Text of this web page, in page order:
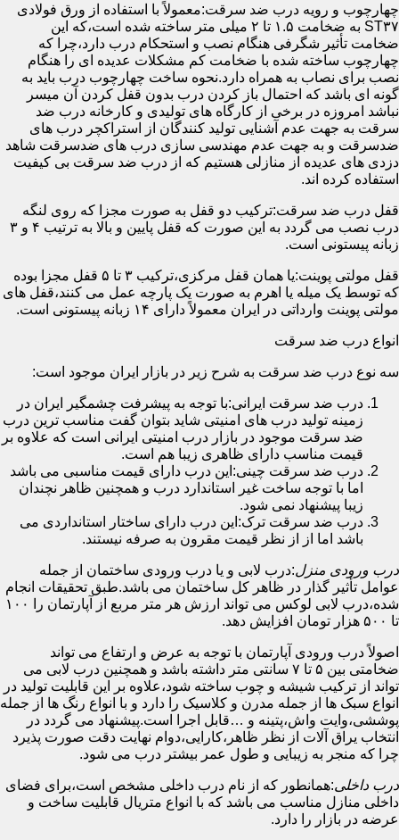
چهارچوب و رویه درب ضد سرقت:معمولاً با استفاده از ورق فولادی
ST۳۷ به ضخامت ۱.۵ تا ۲ میلی متر ساخته شده است،که این
ضخامت تأثیر شگرفی هنگام نصب و استحکام درب دارد،چرا که
چهارچوب ساخته شده با ضخامت کم مشکلات عدیده ای را هنگام
نصب برای نصاب به همراه دارد.نحوه ساخت چهارچوب درب باید به
گونه ای باشد که احتمال باز کردن درب بدون قفل کردن آن میسر
نباشد امروزه در برخی از کارگاه های تولیدی و کارخانه درب ضد
سرقت به جهت عدم آشنایی تولید کنندگان از استراکچر درب های
ضدسرقت و به جهت عدم مهندسی سازی درب های ضدسرقت شاهد
دزدی های عدیده از منازلی هستیم که از درب ضد سرقت بی کیفیت
استفاده کرده اند.
قفل درب ضد سرقت:ترکیب دو قفل به صورت مجزا که روی لنگه
درب نصب می گردد به این صورت که قفل پایین و بالا به ترتیب ۴ و ۳
زبانه پیستونی است.
قفل مولتی پوینت:یا همان قفل مرکزی،ترکیب ۳ تا ۵ قفل مجزا بوده
که توسط یک میله یا اهرم به صورت یک پارچه عمل می کنند،قفل های
مولتی پوینت وارداتی در ایران معمولاً دارای ۱۴ زبانه پیستونی است.
انواع درب ضد سرقت
سه نوع درب ضد سرقت به شرح زیر در بازار ایران موجود است:
درب ضد سرقت ایرانی:با توجه به پیشرفت چشمگیر ایران در
زمینه تولید درب های امنیتی شاید بتوان گفت مناسب ترین درب
ضد سرقت موجود در بازار درب امنیتی ایرانی است که علاوه بر
قیمت مناسب دارای ظاهری زیبا هم است.
درب ضد سرقت چینی:این درب دارای قیمت مناسبی می باشد
اما با توجه ساخت غیر استاندارد درب و همچنین ظاهر نچندان
زیبا پیشنهاد نمی شود.
درب ضد سرقت ترک:این درب دارای ساختار استانداردی می
باشد اما از از نظر قیمت مقرون به صرفه نیستند.
درب ورودی منزل:درب لابی و یا درب ورودی ساختمان از جمله
عوامل تأثیر گذار در ظاهر کل ساختمان می باشد.طبق تحقیقات انجام
شده،درب لابی لوکس می تواند ارزش هر متر مربع از آپارتمان را ۱۰۰
تا ۵۰۰ هزار تومان افزایش دهد.
اصولاً درب ورودی آپارتمان با توجه به عرض و ارتفاع می تواند
ضخامتی بین ۵ تا ۷ سانتی متر داشته باشد و همچنین درب لابی می
تواند از ترکیب شیشه و چوب ساخته شود،علاوه بر این قابلیت تولید در
انواع سبک ها از جمله مدرن و کلاسیک را دارد و با انواع رنگ ها از جمله
پوششی،وایت واش،پتینه و …قابل اجرا است.پیشنهاد می گردد در
انتخاب یراق آلات از نظر ظاهر،کارایی،دوام نهایت دقت صورت پذیرد
چرا که منجر به زیبایی و طول عمر بیشتر درب می شود.
درب داخلی:همانطور که از نام درب داخلی مشخص است،برای فضای
داخلی منازل مناسب می باشد که با انواع متریال قابلیت ساخت و
عرضه در بازار را دارد.